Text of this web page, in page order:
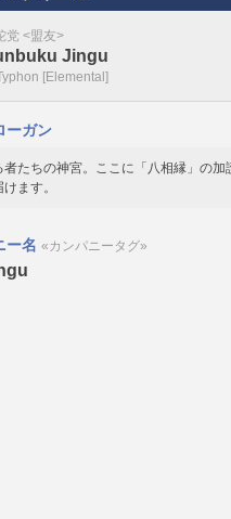
党 <盟友>
Jingu
[Elemental]
ーガン
たちの神宮。ここに「八相縁」の
ます。
ー名 «カンパニータグ»